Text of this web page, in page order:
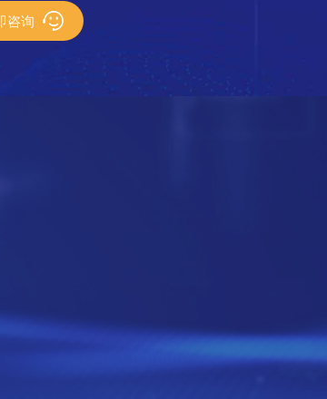
咨询